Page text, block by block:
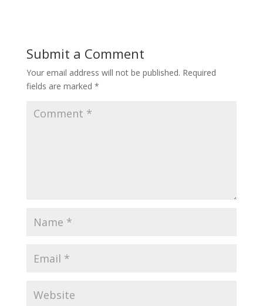
Submit a Comment
Your email address will not be published. Required
fields are marked *